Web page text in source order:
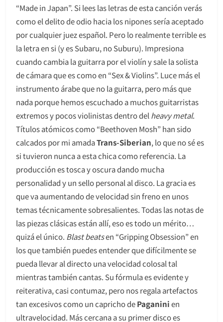
“Made in Japan”. Si lees las letras de esta canción verás
como el delito de odio hacia los nipones sería aceptado
por cualquier juez español. Pero lo realmente terrible es
la letra en si (y es Subaru, no Suburu). Impresiona
cuando cambia la guitarra por el violín y sale la solista
de cámara que es como en “Sex & Violins”. Luce más el
instrumento árabe que no la guitarra, pero más que
nada porque hemos escuchado a muchos guitarristas
extremos y pocos violinistas dentro del heavy metal.
Títulos atómicos como “Beethoven Mosh” han sido
calcados por mi amadaTrans-Siberian, lo que no sé es
si tuvieron nunca a esta chica como referencia. La
producción es tosca y oscura dando mucha
personalidad y un sello personal al disco. La gracia es
que va aumentando de velocidad sin freno en unos
temas técnicamente sobresalientes. Todas las notas de
las piezas clásicas están allí, eso es todo un mérito…
quizá el único. Blast beatsen “Gripping Obsession” en
los que también puedes entender que difícilmente se
pueda llevar al directo una velocidad colosal tal
mientras también cantas. Su fórmula es evidente y
reiterativa, casi contumaz, pero nos regala artefactos
tan excesivos como un capricho dePaganinien
ultravelocidad. Más cercana a su primer disco es